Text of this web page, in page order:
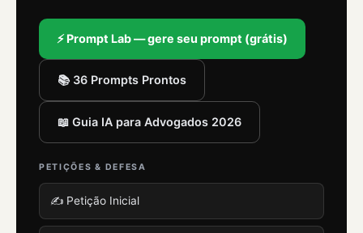
⚡ Prompt Lab — gere seu prompt (grátis)
📚 36 Prompts Prontos
📖 Guia IA para Advogados 2026
PETIÇÕES & DEFESA
✍️ Petição Inicial